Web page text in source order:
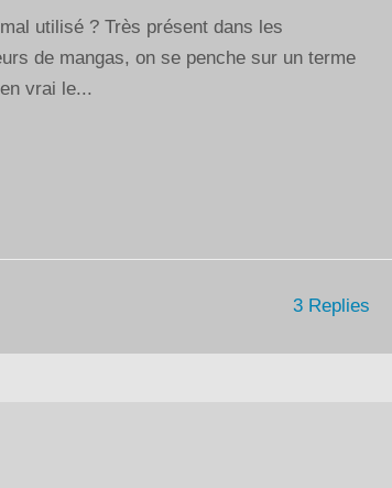
augmenter
utilisé ? Très présent dans les
de mangas, on se penche sur un terme
vrai le...
3 Replies